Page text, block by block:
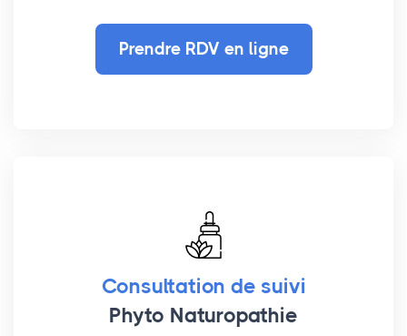
Prendre RDV en ligne
Consultation de suivi
Phyto Naturopathie